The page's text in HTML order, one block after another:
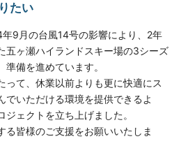
たい
9月の台風14号の影響により、2年
五ヶ瀬ハイランドスキー場の3シーズ
備を進めています。
って、休業以前よりも更に快適にス
でいただける環境を提供できるよ
ェクトを立ち上げました。
る皆様のご支援をお願いいたしま